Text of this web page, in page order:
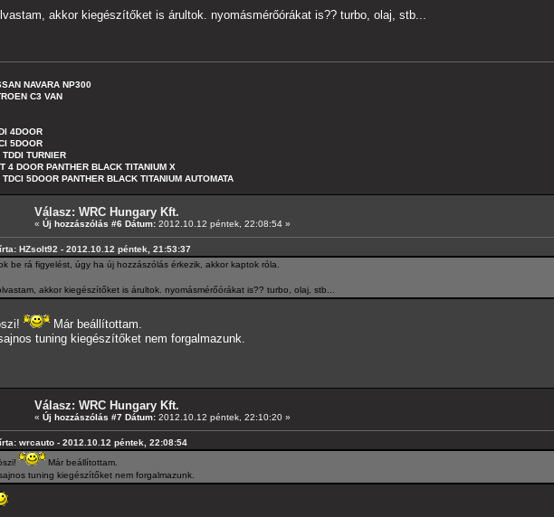
akkor kiegészítőket is árultok. nyomásmérőórákat is?? turbo, olaj, stb...
NAVARA NP300
C3 VAN
4DOOR
5DOOR
TURNIER
4 DOOR PANTHER BLACK TITANIUM X
5DOOR PANTHER BLACK TITANIUM AUTOMATA
Válasz: WRC Hungary Kft.
« Új hozzászólás #6 Dátum: 2012.10.12 péntek, 22:08:54 »
HZsolt92 - 2012.10.12 péntek, 21:53:37
be rá figyelést, úgy ha új hozzászólás érkezik, akkor kaptok róla.
akkor kiegészítőket is árultok. nyomásmérőórákat is?? turbo, olaj, stb...
Már beállítottam.
tuning kiegészítőket nem forgalmazunk.
Válasz: WRC Hungary Kft.
« Új hozzászólás #7 Dátum: 2012.10.12 péntek, 22:10:20 »
wrcauto - 2012.10.12 péntek, 22:08:54
Már beállítottam.
tuning kiegészítőket nem forgalmazunk.